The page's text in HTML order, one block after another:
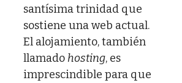
santísima trinidad que
sostiene una web actual.
El alojamiento, también
llamado hosting, es
imprescindible para que